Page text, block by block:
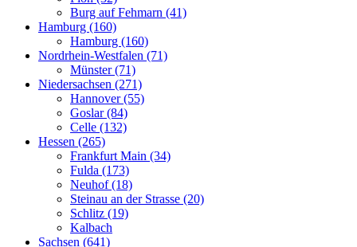
Burg auf Fehmarn (41)
Hamburg (160)
Hamburg (160)
Nordrhein-Westfalen (71)
Münster (71)
Niedersachsen (271)
Hannover (55)
Goslar (84)
Celle (132)
Hessen (265)
Frankfurt Main (34)
Fulda (173)
Neuhof (18)
Steinau an der Strasse (20)
Schlitz (19)
Kalbach
Sachsen (641)